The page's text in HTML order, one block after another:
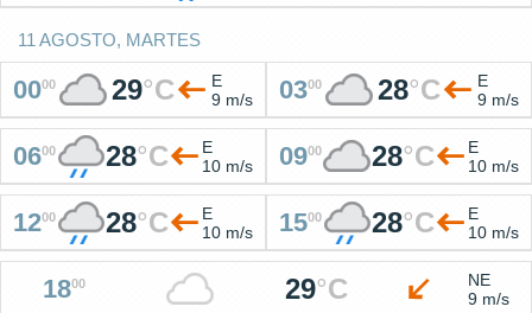
11 AGOSTO, MARTES
0000 29°C
E
9 m/s
0300 28°C
E
9 m/s
0600 28°C
E
10 m/s
0900 28°C
E
10 m/s
1200 28°C
E
10 m/s
1500 28°C
E
10 m/s
1800 29°C
NE
9 m/s